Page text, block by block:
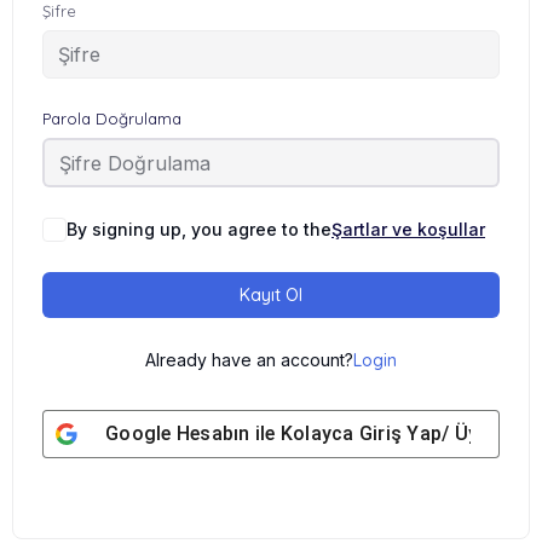
Şifre
Parola Doğrulama
By signing up, you agree to theŞartlar ve koşullar
Kayıt Ol
Already have an account?Login
Google Hesabın ile Kolayca Giriş Yap/ Üye Ol